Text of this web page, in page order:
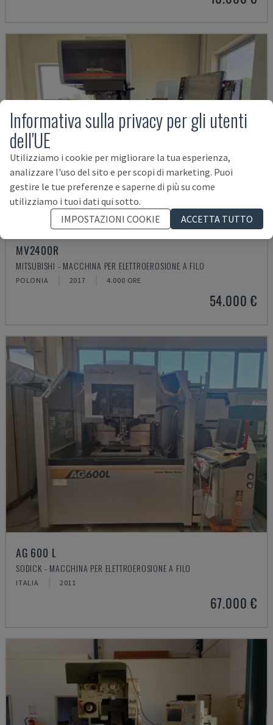
MV2400R
MITSUBISHI - MACCHINA PER ELETTROEROSIONE A FILO
POLONIA 2017 4.000 ORE
54.000 €
AG 600 L
SODICK - MACCHINA PER ELETTROEROSIONE A FILO
ITALIA 2011
67.000 €
Informativa sulla privacy per gli utenti
dell'UE
Utilizziamo i cookie per migliorare la tua esperienza,
analizzare l'uso del sito e per scopi di marketing. Puoi
gestire le tue preferenze e saperne di più su come
utilizziamo i tuoi dati qui sotto.
IMPOSTAZIONI COOKIE
ACCETTA TUTTO